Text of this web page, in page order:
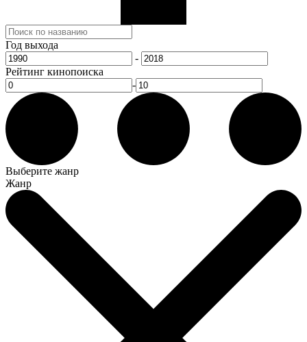
Год выхода
-
Рейтинг кинопоиска
-
Выберите жанр
Жанр